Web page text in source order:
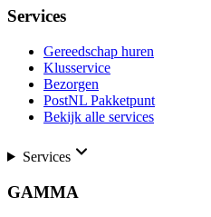
Services
Gereedschap huren
Klusservice
Bezorgen
PostNL Pakketpunt
Bekijk alle services
Services
GAMMA